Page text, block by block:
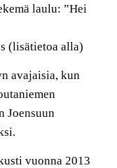
laulu: ”Hei
(lisätietoa alla)
avajaisia, kun
Joensuun
vuonna 2013